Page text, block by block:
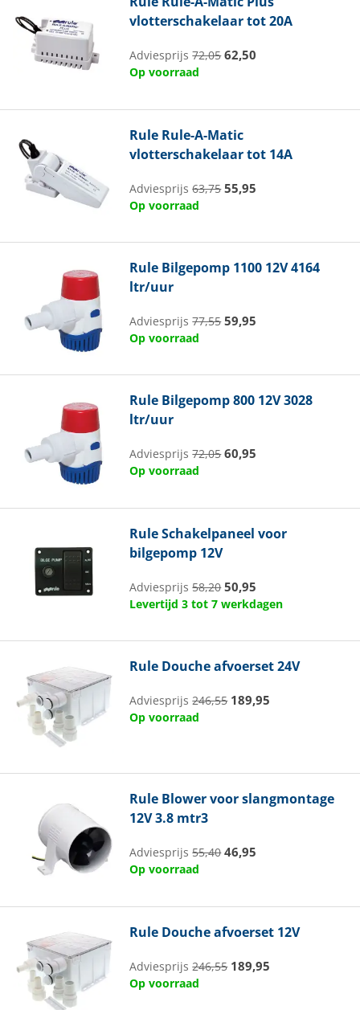
vlotterschakelaar tot 20A
Adviesprijs72,05 62,50
Op voorraad
Rule Rule-A-Matic
vlotterschakelaar tot 14A
Adviesprijs63,75 55,95
Op voorraad
Rule Bilgepomp 1100 12V 4164
ltr/uur
Adviesprijs77,55 59,95
Op voorraad
Rule Bilgepomp 800 12V 3028
ltr/uur
Adviesprijs72,05 60,95
Op voorraad
RuleSchakelpaneel voor
bilgepomp 12V
Adviesprijs58,20 50,95
Levertijd 3 tot 7 werkdagen
Rule Douche afvoerset 24V
Adviesprijs246,55 189,95
Op voorraad
Rule Blower voor slangmontage
12V 3.8 mtr3
Adviesprijs55,40 46,95
Op voorraad
Rule Douche afvoerset 12V
Adviesprijs246,55 189,95
Op voorraad